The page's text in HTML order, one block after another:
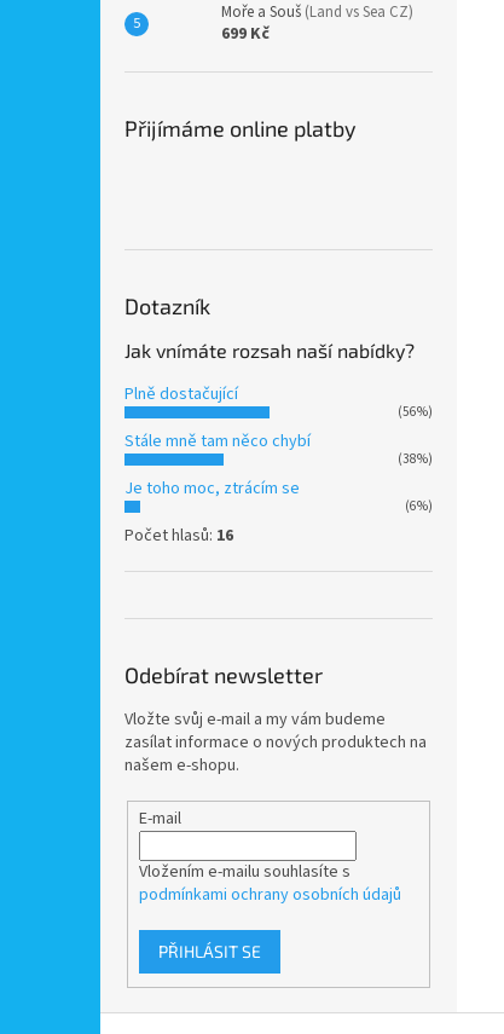
Moře a Souš (Land vs Sea CZ)
699 Kč
Přijímáme online platby
Dotazník
Jak vnímáte rozsah naší nabídky?
Plně dostačující
(56%)
Stále mně tam něco chybí
(38%)
Je toho moc, ztrácím se
(6%)
Počet hlasů: 16
Odebírat newsletter
Vložte svůj e-mail a my vám budeme
zasílat informace o nových produktech na
našem e-shopu.
E-mail
Vložením e-mailu souhlasíte s
podmínkami ochrany osobních údajů
PŘIHLÁSIT SE